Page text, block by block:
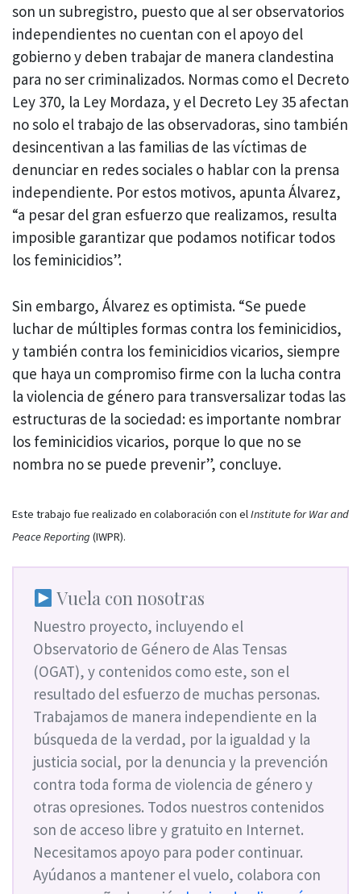
son un subregistro, puesto que al ser observatorios
independientes no cuentan con el apoyo del
gobierno y deben trabajar de manera clandestina
para no ser criminalizados. Normas como el Decreto
Ley 370, la Ley Mordaza, y el Decreto Ley 35 afectan
no solo el trabajo de las observadoras, sino también
desincentivan a las familias de las víctimas de
denunciar en redes sociales o hablar con la prensa
independiente. Por estos motivos, apunta Álvarez,
“a pesar del gran esfuerzo que realizamos, resulta
imposible garantizar que podamos notificar todos
los feminicidios”.
Sin embargo, Álvarez es optimista. “Se puede
luchar de múltiples formas contra los feminicidios,
y también contra los feminicidios vicarios, siempre
que haya un compromiso firme con la lucha contra
la violencia de género para transversalizar todas las
estructuras de la sociedad: es importante nombrar
los feminicidios vicarios, porque lo que no se
nombra no se puede prevenir”, concluye.
Este trabajo fue realizado en colaboración con elInstitute for War and
Peace Reporting (IWPR).
Vuela con nosotras
Nuestro proyecto, incluyendo el
Observatorio de Género de Alas Tensas
(OGAT), y contenidos como este, son el
resultado del esfuerzo de muchas personas.
Trabajamos de manera independiente en la
búsqueda de la verdad, por la igualdad y la
justicia social, por la denuncia y la prevención
contra toda forma de violencia de género y
otras opresiones. Todos nuestros contenidos
son de acceso libre y gratuito en Internet.
Necesitamos apoyo para poder continuar.
Ayúdanos a mantener el vuelo, colabora con